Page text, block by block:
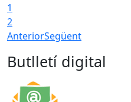
1
2
AnteriorSegüent
Butlletí digital